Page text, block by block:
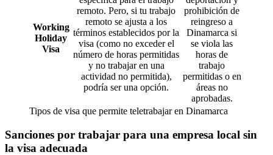
Working
Holiday
Visa
remoto. Pero, si tu trabajo
remoto se ajusta a los
términos establecidos por la
visa (como no exceder el
número de horas permitidas
y no trabajar en una
actividad no permitida),
podría ser una opción.
prohibición de
reingreso a
Dinamarca si
se viola las
horas de
trabajo
permitidas o en
áreas no
aprobadas.
Tipos de visa que permite teletrabajar en Dinamarca
Sanciones por trabajar para una empresa local sin
la visa adecuada